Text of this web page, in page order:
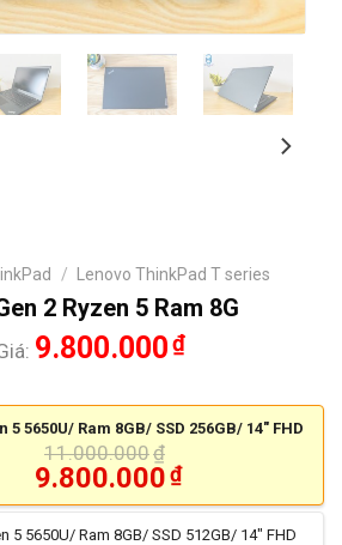
/ Lenovo ThinkPad T series
2 Ryzen 5 Ram 8G
9.800.000₫
5 5650U/ Ram 8GB/ SSD 256GB/ 14" FHD
11.000.000₫
9.800.000₫
5 5650U/ Ram 8GB/ SSD 512GB/ 14" FHD